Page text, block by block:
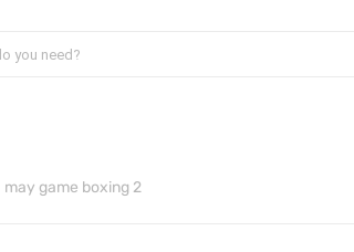
may game boxing 2